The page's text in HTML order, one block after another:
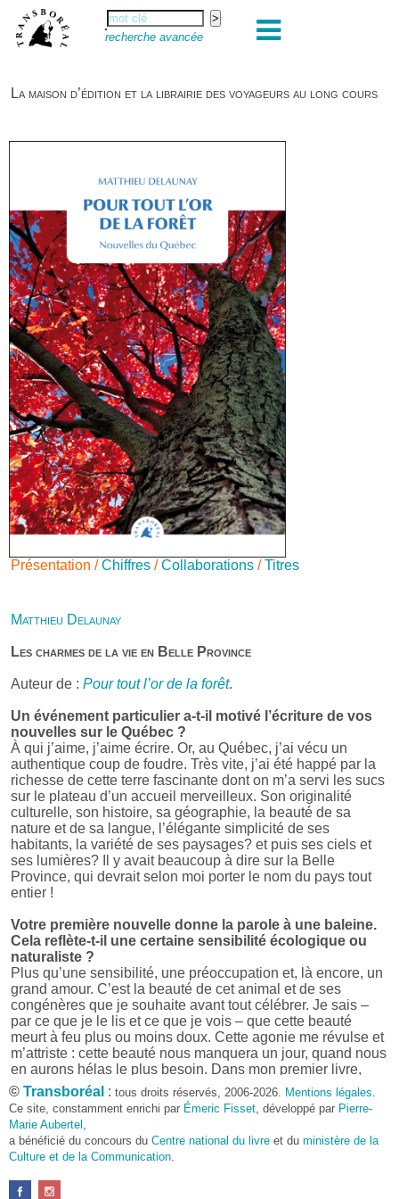
recherche avancée
La maison d’édition et la librairie des voyageurs au long cours
Présentation /Chiffres /Collaborations /Titres
Matthieu Delaunay
Les charmes de la vie en Belle Province
Auteur de : Pour tout l’or de la forêt.
Un événement particulier a-t-il motivé l’écriture de vos
nouvelles sur le Québec ?
À qui j’aime, j’aime écrire. Or, au Québec, j’ai vécu un
authentique coup de foudre. Très vite, j’ai été happé par la
richesse de cette terre fascinante dont on m’a servi les sucs
sur le plateau d’un accueil merveilleux. Son originalité
culturelle, son histoire, sa géographie, la beauté de sa
nature et de sa langue, l’élégante simplicité de ses
habitants, la variété de ses paysages? et puis ses ciels et
ses lumières? Il y avait beaucoup à dire sur la Belle
Province, qui devrait selon moi porter le nom du pays tout
entier !
Votre première nouvelle donne la parole à une baleine.
Cela reflète-t-il une certaine sensibilité écologique ou
naturaliste ?
Plus qu’une sensibilité, une préoccupation et, là encore, un
grand amour. C’est la beauté de cet animal et de ses
congénères que je souhaite avant tout célébrer. Je sais –
par ce que je le lis et ce que je vois – que cette beauté
meurt à feu plus ou moins doux. Cette agonie me révulse et
m’attriste : cette beauté nous manquera un jour, quand nous
en aurons hélas le plus besoin. Dans mon premier livre,
j’avais pris goût à me mettre dans la peau d’une bête. Outre
l’intérêt de l’exercice littéraire, il me semble que cela peut
être un bon moyen pour transmettre certains messages.
Pourquoi avoir choisi le format des nouvelles plutôt
qu’un autre ?
D’abord parce que j’aime (décidément!) en lire !
© Transboréal : tous droits réservés, 2006-2026. Mentions légales
Ce site, constamment enrichi par Émeric Fisset , développé par Pierre-
Marie Aubertel
a bénéficié du concours du Centre national du livre et du ministère de la
Culture et de la Communication